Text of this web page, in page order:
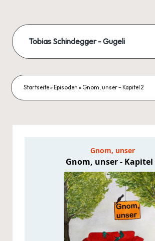
content
Tobias Schindegger - Gugeli
Startseite» Episoden » Gnom, unser – Kapitel 2